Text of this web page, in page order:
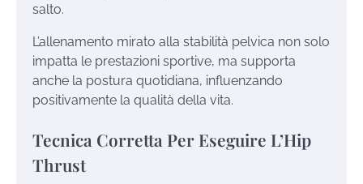
salto.
L’allenamento mirato alla stabilità pelvica non solo
impatta le prestazioni sportive, ma supporta
anche la postura quotidiana, influenzando
positivamente la qualità della vita.
Tecnica Corretta Per Eseguire L’Hip
Thrust